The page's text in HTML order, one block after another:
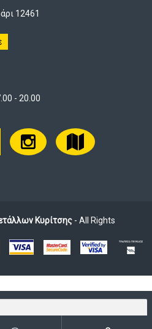
12461
- 20.00
Κυρίτσης - All Rights